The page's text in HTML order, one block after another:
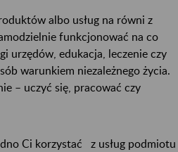
albo usług na równi z
funkcjonować na co
urzędów, edukacja, leczenie czy
warunkiem niezależnego życia.
– uczyć się, pracować czy
Ci korzystać z usług podmiotu